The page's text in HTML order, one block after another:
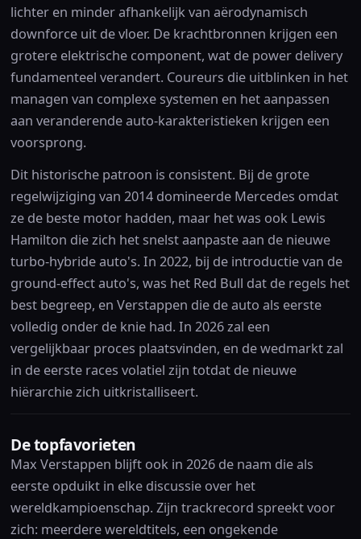
lichter en minder afhankelijk van aërodynamisch
downforce uit de vloer. De krachtbronnen krijgen een
grotere elektrische component, wat de power delivery
fundamenteel verandert. Coureurs die uitblinken in het
managen van complexe systemen en het aanpassen
aan veranderende auto-karakteristieken krijgen een
voorsprong.
Dit historische patroon is consistent. Bij de grote
regelwijziging van 2014 domineerde Mercedes omdat
ze de beste motor hadden, maar het was ook Lewis
Hamilton die zich het snelst aanpaste aan de nieuwe
turbo-hybride auto's. In 2022, bij de introductie van de
ground-effect auto's, was het Red Bull dat de regels het
best begreep, en Verstappen die de auto als eerste
volledig onder de knie had. In 2026 zal een
vergelijkbaar proces plaatsvinden, en de wedmarkt zal
in de eerste races volatiel zijn totdat de nieuwe
hiërarchie zich uitkristalliseert.
De topfavorieten
Max Verstappen blijft ook in 2026 de naam die als
eerste opduikt in elke discussie over het
wereldkampioenschap. Zijn trackrecord spreekt voor
zich: meerdere wereldtitels, een ongekende